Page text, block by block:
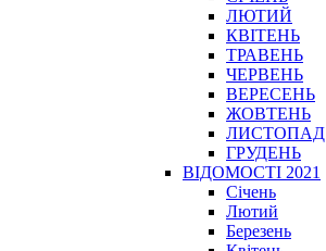
ЛЮТИЙ
КВІТЕНЬ
ТРАВЕНЬ
ЧЕРВЕНЬ
ВЕРЕСЕНЬ
ЖОВТЕНЬ
ЛИСТОПАД
ГРУДЕНЬ
ВІДОМОСТІ 2021
Січень
Лютий
Березень